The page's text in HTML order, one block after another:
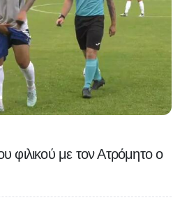
φιλικού με τον Ατρόμητο ο